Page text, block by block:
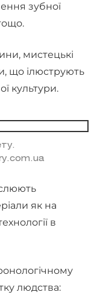
зубної
мистецькі
що ілюструють
культури.
як на
в
людства: